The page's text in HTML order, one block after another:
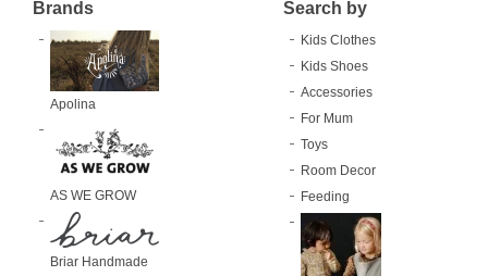
Brands
Apolina
AS WE GROW
Briar Handmade
Search by
Kids Clothes
Kids Shoes
Accessories
For Mum
Toys
Room Decor
Feeding